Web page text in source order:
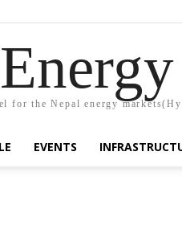
for the Nepal energy
EVENTS